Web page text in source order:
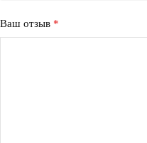
Ваш отзыв *